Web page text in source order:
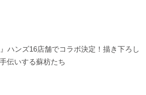
ハンズ16店舗でコラボ決定！描き下ろし
伝いする蘇枋たち